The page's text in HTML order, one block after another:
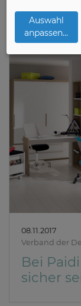
08.11.2017
Verband der
Bei
sicher
Auswahl
anpassen...